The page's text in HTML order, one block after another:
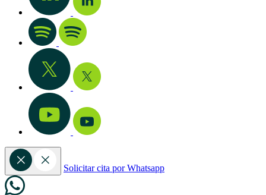
Solicitar cita por Whatsapp